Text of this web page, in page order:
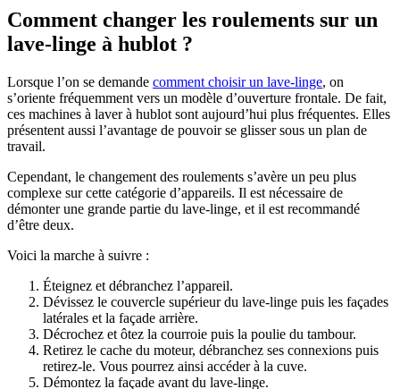
Comment changer les roulements sur un
lave-linge à hublot ?
Lorsque l’on se demande comment choisir un lave-linge, on
s’oriente fréquemment vers un modèle d’ouverture frontale. De fait,
ces machines à laver à hublot sont aujourd’hui plus fréquentes. Elles
présentent aussi l’avantage de pouvoir se glisser sous un plan de
travail.
Cependant, le changement des roulements s’avère un peu plus
complexe sur cette catégorie d’appareils. Il est nécessaire de
démonter une grande partie du lave-linge, et il est recommandé
d’être deux.
Voici la marche à suivre :
Éteignez et débranchez l’appareil.
Dévissez le couvercle supérieur du lave-linge puis les façades
latérales et la façade arrière.
Décrochez et ôtez la courroie puis la poulie du tambour.
Retirez le cache du moteur, débranchez ses connexions puis
retirez-le. Vous pourrez ainsi accéder à la cuve.
Démontez la façade avant du lave-linge.